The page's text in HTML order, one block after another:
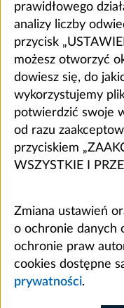
prawidłowego
analizy liczby
przycisk
możesz otworzyć
dowiesz się, do
wykorzystujemy
potwierdzić swoje
od razu
przyciskiem
WSZYSTKIE I
Zmiana ustawień
o ochronie danych
ochronie praw
cookies dostępne
prywatności.